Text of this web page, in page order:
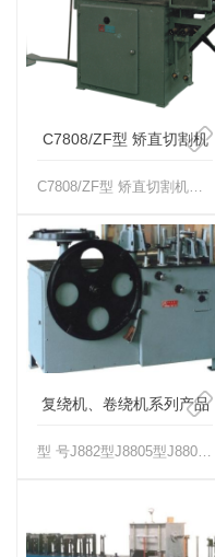
C7808/ZF型 矫直切割机
C7808/ZF型 矫直切割机图号(ZFA070)用途：用于矫直切割中0.8~φ2.8mm的钨丝或φ0.8~φ3mm的钼···
复绕机、卷绕机系列产品